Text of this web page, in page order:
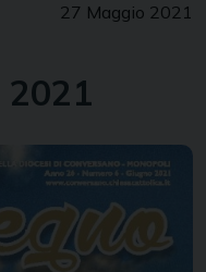
27 Maggio 2021
2021